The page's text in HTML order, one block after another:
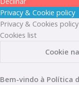
Privacy & Cookie policy
Privacy & Cookies policy
Cookies list
Cookie
Bem-vindo à Política